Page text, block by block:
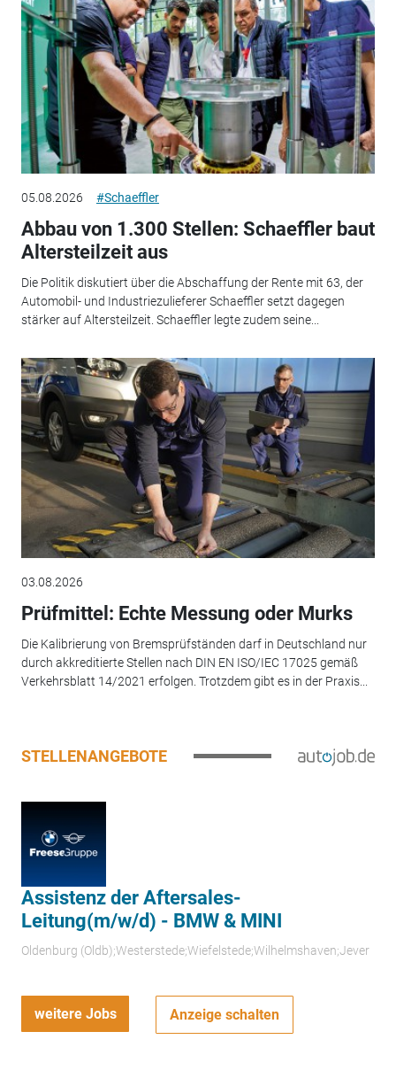
05.08.2026 #Schaeffler
Abbau von 1.300 Stellen: Schaeffler baut
Altersteilzeit aus
Die Politik diskutiert über die Abschaffung der Rente mit 63, der
Automobil- und Industriezulieferer Schaeffler setzt dagegen
stärker auf Altersteilzeit. Schaeffler legte zudem seine...
03.08.2026
Prüfmittel: Echte Messung oder Murks
Die Kalibrierung von Bremsprüfständen darf in Deutschland nur
durch akkreditierte Stellen nach DIN EN ISO/IEC 17025 gemäß
Verkehrsblatt 14/2021 erfolgen. Trotzdem gibt es in der Praxis...
STELLENANGEBOTE
Assistenz der Aftersales-
Leitung(m/w/d) - BMW & MINI
Oldenburg (Oldb);Westerstede;Wiefelstede;Wilhelmshaven;Jever
weitere Jobs Anzeige schalten